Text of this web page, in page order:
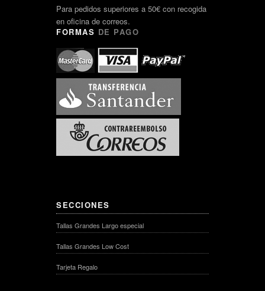
Para pedidos superiores a 50€ con recogida
en oficina de correos.
FORMAS DE PAGO
SECCIONES
Tallas Grandes Largo especial
Tallas Grandes Low Cost
Tarjeta Regalo